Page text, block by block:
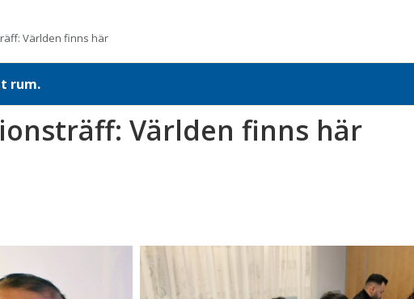
Världen finns här
rum.
Världen finns här